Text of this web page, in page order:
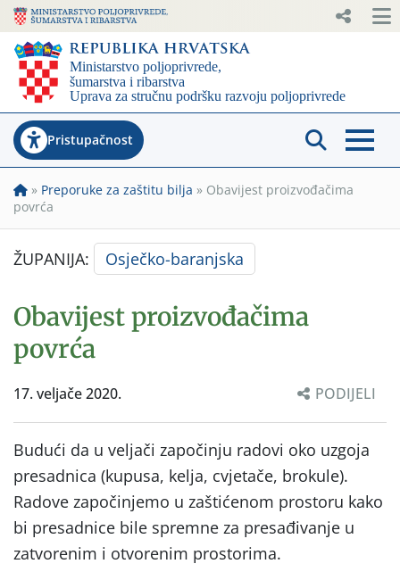
Pristupačnost
» Preporuke za zaštitu bilja » Obavijest proizvođačima
povrća
ŽUPANIJA: Osječko-baranjska
Obavijest proizvođačima
povrća
17. veljače 2020. PODIJELI
Budući da u veljači započinju radovi oko uzgoja
presadnica (kupusa, kelja, cvjetače, brokule).
Radove započinjemo u zaštićenom prostoru kako
bi presadnice bile spremne za presađivanje u
zatvorenim i otvorenim prostorima.